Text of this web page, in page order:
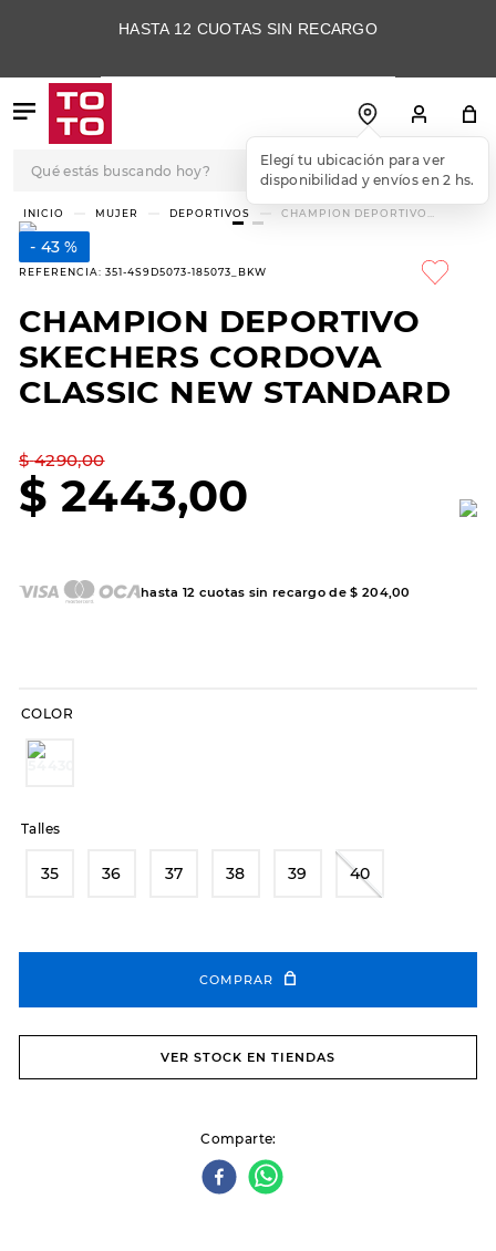
HASTA 12 CUOTAS SIN RECARGO
Elegí tu ubicación para ver
disponibilidad y envíos en 2 hs.
MUJER DEPORTIVOS
CHAMPION DEPORTIVO
43 %
REFERENCIA: 351-4S9D5073-185073_BKW
CHAMPION DEPORTIVO
SKECHERS CORDOVA
CLASSIC NEW STANDARD
$ 4290,00
$ 2443,00
hasta 12 cuotas sin recargo de$ 204,00
COLOR
Talles
35 36 37 38 39 40
COMPRAR
VER STOCK EN TIENDAS
Comparte
TÉRMINOS MÁS
BUSCADOS
1.
3.
skechers slip-ins
4.
championes